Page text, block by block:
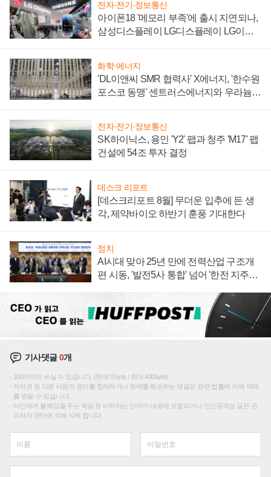
전자·전기·정보통신
아이폰18 '메모리 부족'에 출시 지연되나,
삼성디스플레이 LG디스플레이 LG이노
화학·에너지
'DL이앤씨 SMR 협력사' X에너지, '한수원
포스코 동맹' 센트러스에너지와 우라늄
전자·전기·정보통신
SK하이닉스, 용인 'Y2' 팹과 청주 'M17' 팹
건설에 54조 투자 결정
데스크 리포트
[데스크리포트 8월] 무더운 입추에 든 생
각, 제약바이오 하반기 훈풍 기대한다
정치
AI시대 맞아 25년 만에 전력산업 구조개
편 시동, '발전5사 통합' 넘어 '한전 지주사'
기사댓글0개
200자까지 쓰실 수 있습니다. (현재 0 byte / 최대 400byte)
저작권 등 다른 사람의 권리를 침해하거나 명예를 훼손하는 댓글은 관련 법률에 의해 제재
를 받을 수 있습니다.
타인에게 불쾌감을 주는 욕설 등 비하하는 단어가 내용에 포함되거나 인신공격성 글은 관
리자의 판단에 의해 삭제 합니다.